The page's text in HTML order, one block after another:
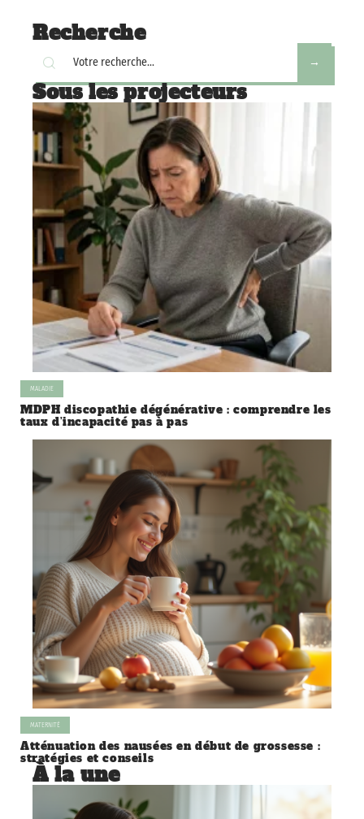
Recherche
Sous les projecteurs
MALADIE
MDPH discopathie dégénérative : comprendre les
taux d’incapacité pas à pas
MATERNITÉ
Atténuation des nausées en début de grossesse :
stratégies et conseils
À la une